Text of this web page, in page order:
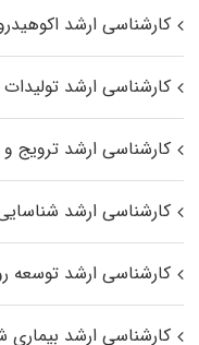
کارشناسی ارشد
کارشناسی ارشد
کارشناسی ارشد ترویج
کارشناسی ارشد
کارشناسی ارشد توسعه
کارشناسی ارشد